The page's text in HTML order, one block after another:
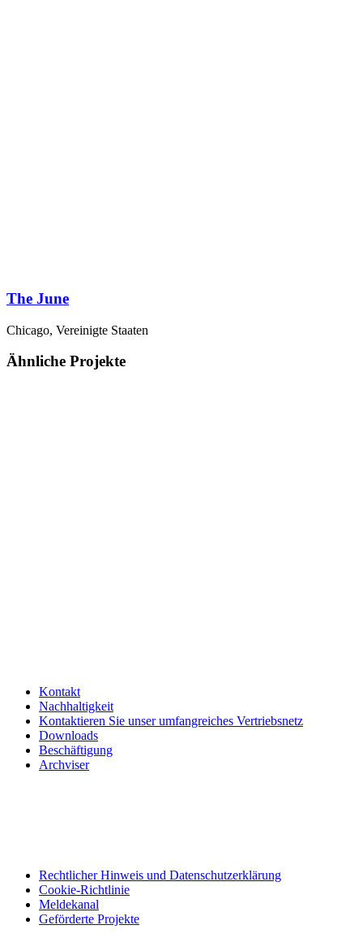
The June
Chicago, Vereinigte Staaten
Ähnliche Projekte
Kontakt
Nachhaltigkeit
Kontaktieren Sie unser umfangreiches Vertriebsnetz
Downloads
Beschäftigung
Archviser
Rechtlicher Hinweis und Datenschutzerklärung
Cookie-Richtlinie
Meldekanal
Geförderte Projekte